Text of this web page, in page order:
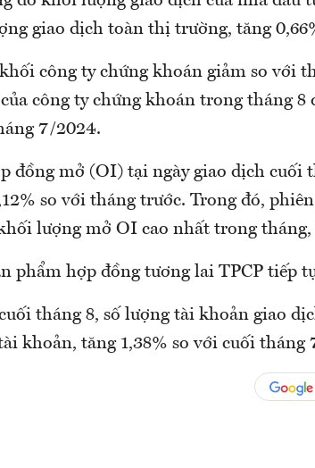
giao dịch toàn thị trường, tăng
công ty chứng khoán giảm so với
công ty chứng khoán trong tháng 8
7/2024.
đồng mở (OI) tại ngày giao dịch cuối
so với tháng trước. Trong đó,
lượng mở OI cao nhất trong tháng,
phẩm hợp đồng tương lai TPCP tiếp
tháng 8, số lượng tài khoản giao
khoản, tăng 1,38% so với cuối tháng